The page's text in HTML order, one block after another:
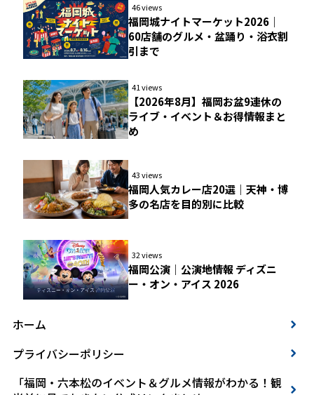
46 views
福岡城ナイトマーケット2026｜
60店舗のグルメ・盆踊り・浴衣割
引まで
41 views
【2026年8月】福岡お盆9連休の
ライブ・イベント＆お得情報まと
め
43 views
福岡人気カレー店20選｜天神・博
多の名店を目的別に比較
32 views
福岡公演｜公演地情報 ディズニ
ー・オン・アイス 2026
ホーム
プライバシーポリシー
「福岡・六本松のイベント＆グルメ情報がわかる！観